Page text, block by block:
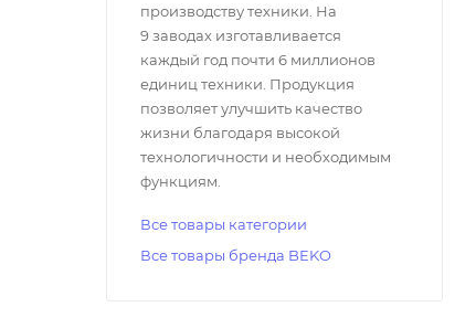
производству техники. На
9 заводах изготавливается
каждый год почти 6 миллионов
единиц техники. Продукция
позволяет улучшить качество
жизни благодаря высокой
технологичности и необходимым
функциям.
Все товары категории
Все товары бренда BEKO